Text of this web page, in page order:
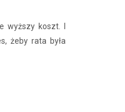
wyższy koszt. I
żeby rata była